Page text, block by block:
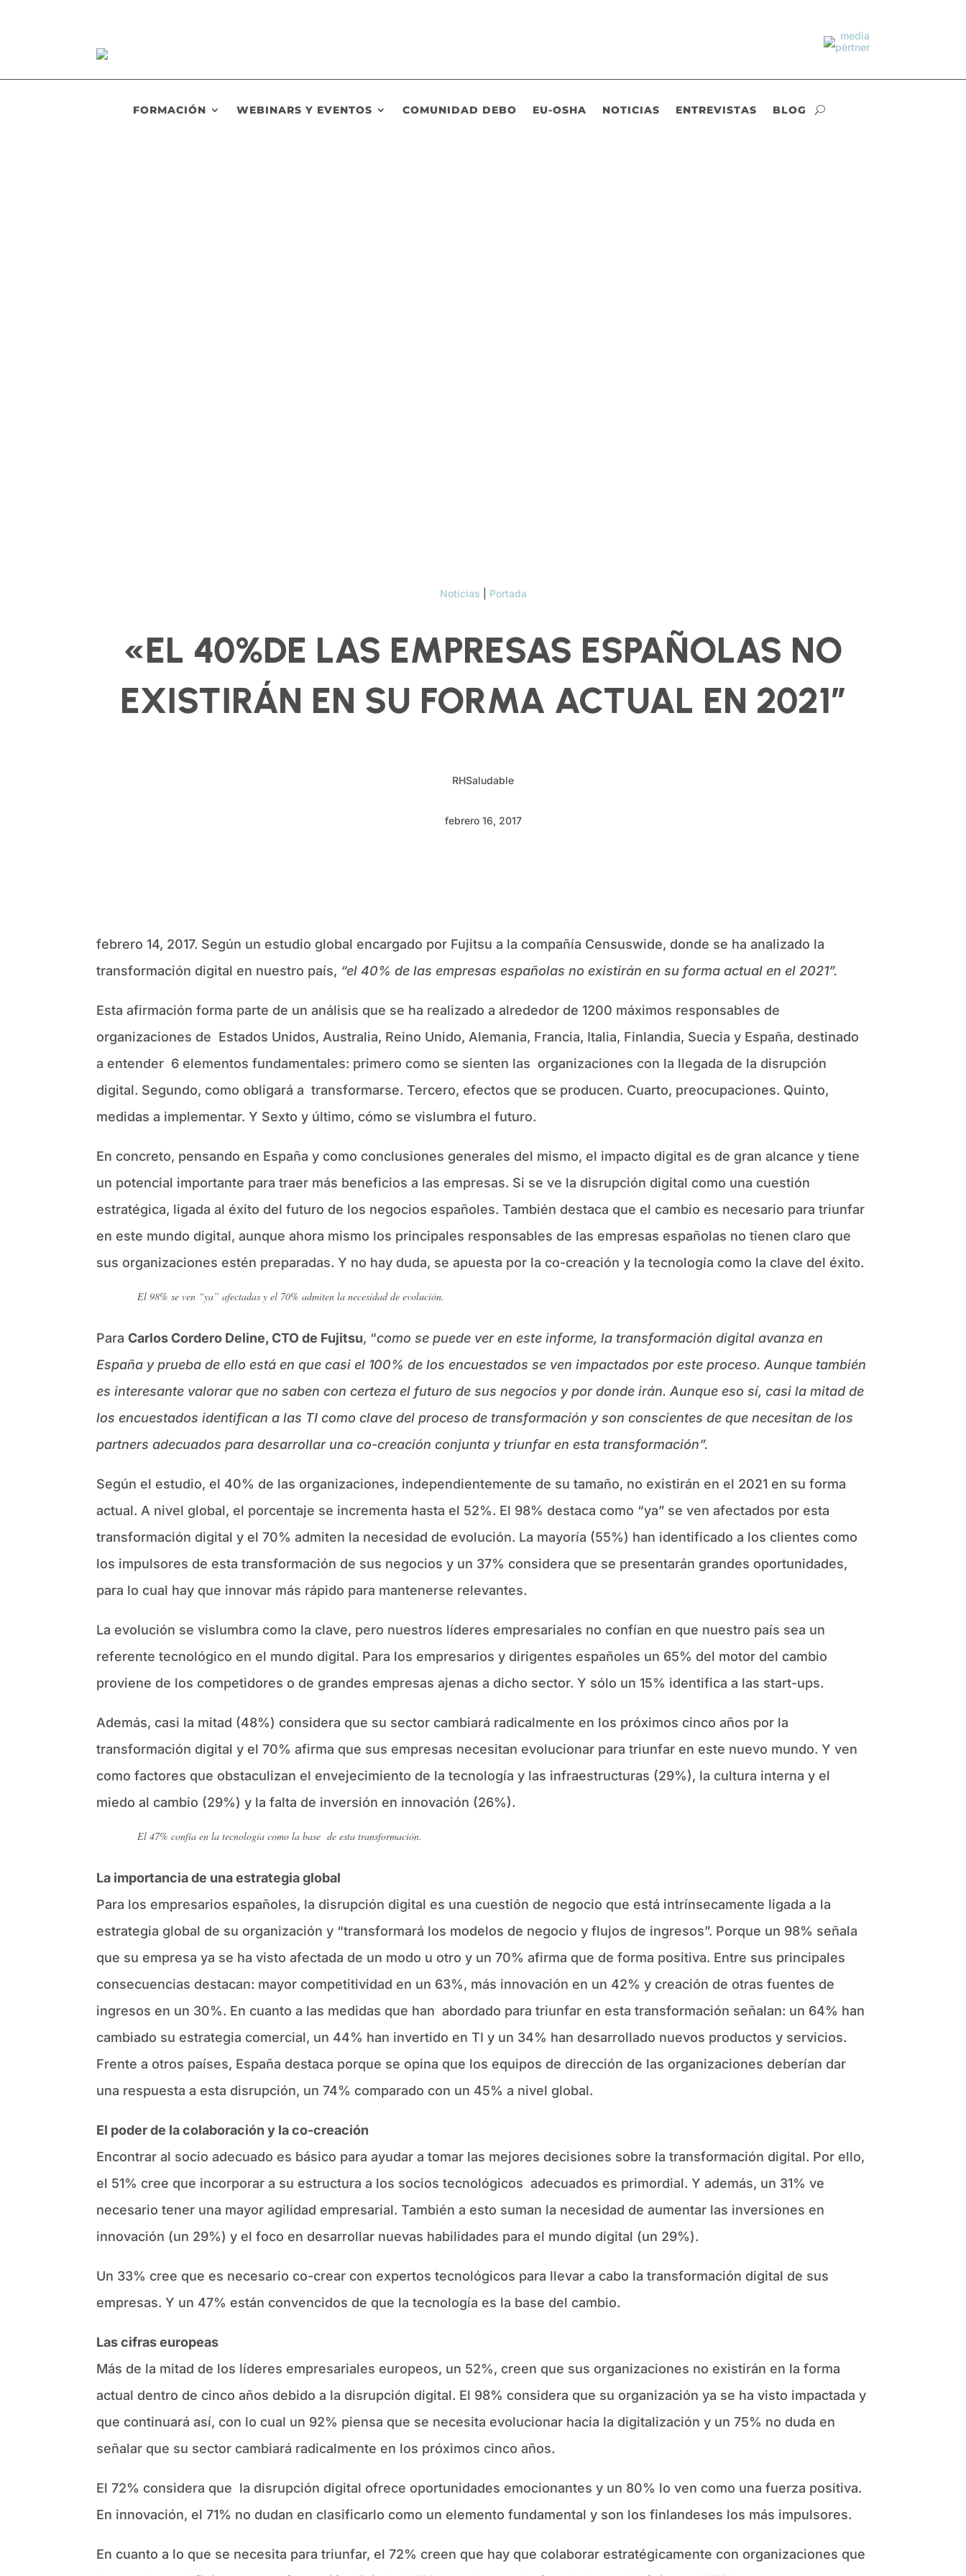
FORMACIÓN WEBINARS Y EVENTOS COMUNIDAD DEBO EU-OSHA NOTICIAS ENTREVISTAS BLOG
Noticias Portada
«EL 40%DE LAS EMPRESAS ESPAÑOLAS NO
EXISTIRÁN EN SU FORMA ACTUAL EN 2021”
RHSaludable
febrero 16, 2017
febrero 14, 2017. Según un estudio global encargado por Fujitsu a la compañía Censuswide, donde se ha analizado la
transformación digital en nuestro país, “el 40% de las empresas españolas no existirán en su forma actual en el 2021”.
Esta afirmación forma parte de un análisis que se ha realizado a alrededor de 1200 máximos responsables de
organizaciones de Estados Unidos, Australia, Reino Unido, Alemania, Francia, Italia, Finlandia, Suecia y España, destinado
a entender 6 elementos fundamentales: primero como se sienten las organizaciones con la llegada de la disrupción
digital. Segundo, como obligará a transformarse. Tercero, efectos que se producen. Cuarto, preocupaciones. Quinto,
medidas a implementar. Y Sexto y último, cómo se vislumbra el futuro.
En concreto, pensando en España y como conclusiones generales del mismo, el impacto digital es de gran alcance y tiene
un potencial importante para traer más beneficios a las empresas. Si se ve la disrupción digital como una cuestión
estratégica, ligada al éxito del futuro de los negocios españoles. También destaca que el cambio es necesario para triunfar
en este mundo digital, aunque ahora mismo los principales responsables de las empresas españolas no tienen claro que
sus organizaciones estén preparadas. Y no hay duda, se apuesta por la co-creación y la tecnología como la clave del éxito.
El 98% se ven “ya” afectadas y el 70% admiten la necesidad de evolución.
ParaCarlos Cordero Deline, CTO de Fujitsu, “como se puede ver en este informe, la transformación digital avanza en
España y prueba de ello está en que casi el 100% de los encuestados se ven impactados por este proceso. Aunque también
es interesante valorar que no saben con certeza el futuro de sus negocios y por donde irán. Aunque eso sí, casi la mitad de
los encuestados identifican a las TI como clave del proceso de transformación y son conscientes de que necesitan de los
partners adecuados para desarrollar una co-creación conjunta y triunfar en esta transformación”.
Según el estudio, el 40% de las organizaciones, independientemente de su tamaño, no existirán en el 2021 en su forma
actual. A nivel global, el porcentaje se incrementa hasta el 52%. El 98% destaca como “ya” se ven afectados por esta
transformación digital y el 70% admiten la necesidad de evolución. La mayoría (55%) han identificado a los clientes como
los impulsores de esta transformación de sus negocios y un 37% considera que se presentarán grandes oportunidades,
para lo cual hay que innovar más rápido para mantenerse relevantes.
La evolución se vislumbra como la clave, pero nuestros líderes empresariales no confían en que nuestro país sea un
referente tecnológico en el mundo digital. Para los empresarios y dirigentes españoles un 65% del motor del cambio
proviene de los competidores o de grandes empresas ajenas a dicho sector. Y sólo un 15% identifica a las start-ups.
Además, casi la mitad (48%) considera que su sector cambiará radicalmente en los próximos cinco años por la
transformación digital y el 70% afirma que sus empresas necesitan evolucionar para triunfar en este nuevo mundo. Y ven
como factores que obstaculizan el envejecimiento de la tecnología y las infraestructuras (29%), la cultura interna y el
miedo al cambio (29%) y la falta de inversión en innovación (26%).
El 47% confía en la tecnología como la base de esta transformación.
La importancia de una estrategia global
Para los empresarios españoles, la disrupción digital es una cuestión de negocio que está intrínsecamente ligada a la
estrategia global de su organización y “transformará los modelos de negocio y flujos de ingresos”. Porque un 98% señala
que su empresa ya se ha visto afectada de un modo u otro y un 70% afirma que de forma positiva. Entre sus principales
consecuencias destacan: mayor competitividad en un 63%, más innovación en un 42% y creación de otras fuentes de
ingresos en un 30%. En cuanto a las medidas que han abordado para triunfar en esta transformación señalan: un 64% han
cambiado su estrategia comercial, un 44% han invertido en TI y un 34% han desarrollado nuevos productos y servicios.
Frente a otros países, España destaca porque se opina que los equipos de dirección de las organizaciones deberían dar
una respuesta a esta disrupción, un 74% comparado con un 45% a nivel global.
El poder de la colaboración y la co-creación
Encontrar al socio adecuado es básico para ayudar a tomar las mejores decisiones sobre la transformación digital. Por ello,
el 51% cree que incorporar a su estructura a los socios tecnológicos adecuados es primordial. Y además, un 31% ve
necesario tener una mayor agilidad empresarial. También a esto suman la necesidad de aumentar las inversiones en
innovación (un 29%) y el foco en desarrollar nuevas habilidades para el mundo digital (un 29%).
Un 33% cree que es necesario co-crear con expertos tecnológicos para llevar a cabo la transformación digital de sus
empresas. Y un 47% están convencidos de que la tecnología es la base del cambio.
Las cifras europeas
Más de la mitad de los líderes empresariales europeos, un 52%, creen que sus organizaciones no existirán en la forma
actual dentro de cinco años debido a la disrupción digital. El 98% considera que su organización ya se ha visto impactada y
que continuará así, con lo cual un 92% piensa que se necesita evolucionar hacia la digitalización y un 75% no duda en
señalar que su sector cambiará radicalmente en los próximos cinco años.
El 72% considera que la disrupción digital ofrece oportunidades emocionantes y un 80% lo ven como una fuerza positiva.
En innovación, el 71% no dudan en clasificarlo como un elemento fundamental y son los finlandeses los más impulsores.
En cuanto a lo que se necesita para triunfar, el 72% creen que hay que colaborar estratégicamente con organizaciones que